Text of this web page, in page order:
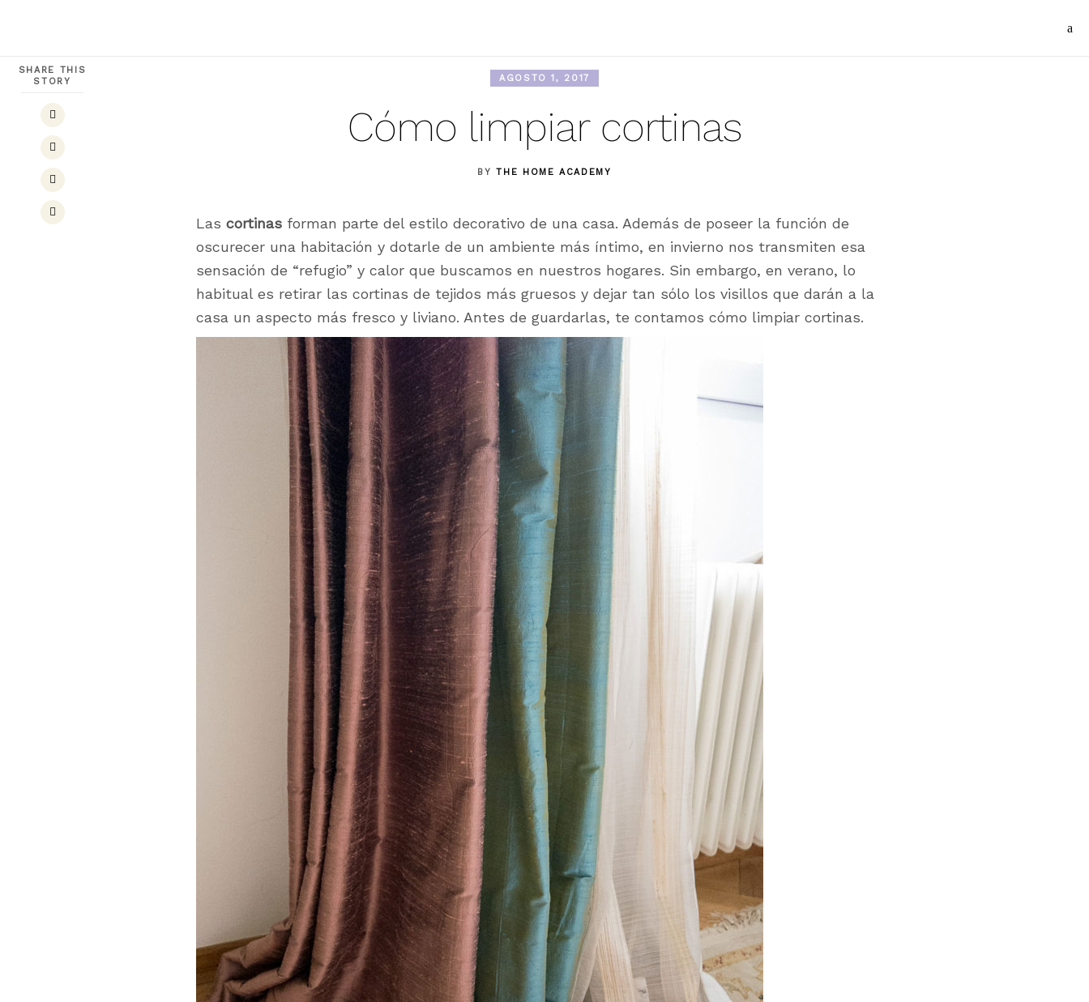
SHARE THIS
STORY
AGOSTO 1, 2017
Cómo limpiar cortinas
BYTHE HOME ACADEMY
Las cortinas forman parte del estilo decorativo de una casa. Además de poseer la función de
oscurecer una habitación y dotarle de un ambiente más íntimo, en invierno nos transmiten esa
sensación de “refugio” y calor que buscamos en nuestros hogares. Sin embargo, en verano, lo
habitual es retirar las cortinas de tejidos más gruesos y dejar tan sólo los visillos que darán a la
casa un aspecto más fresco y liviano. Antes de guardarlas, te contamos cómo limpiar cortinas.